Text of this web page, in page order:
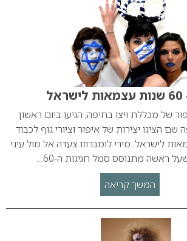
של מכללת ויצו בחיפה, הגיעו ביום ראשון
שם הציגו יצירות של איפור וציורי גוף לכבוד
עצמאות לישראל. מירי לומברוזו צעדה אל מול עיני
ראשה מתנוסס סמל חגיגות ה-60…
המשך קריאה